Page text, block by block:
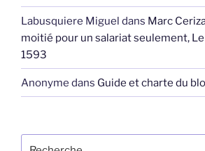
Labusquiere Miguel dans Marc
moitié pour un salariat seulement, Le
1593
Anonyme dans Guide et charte du